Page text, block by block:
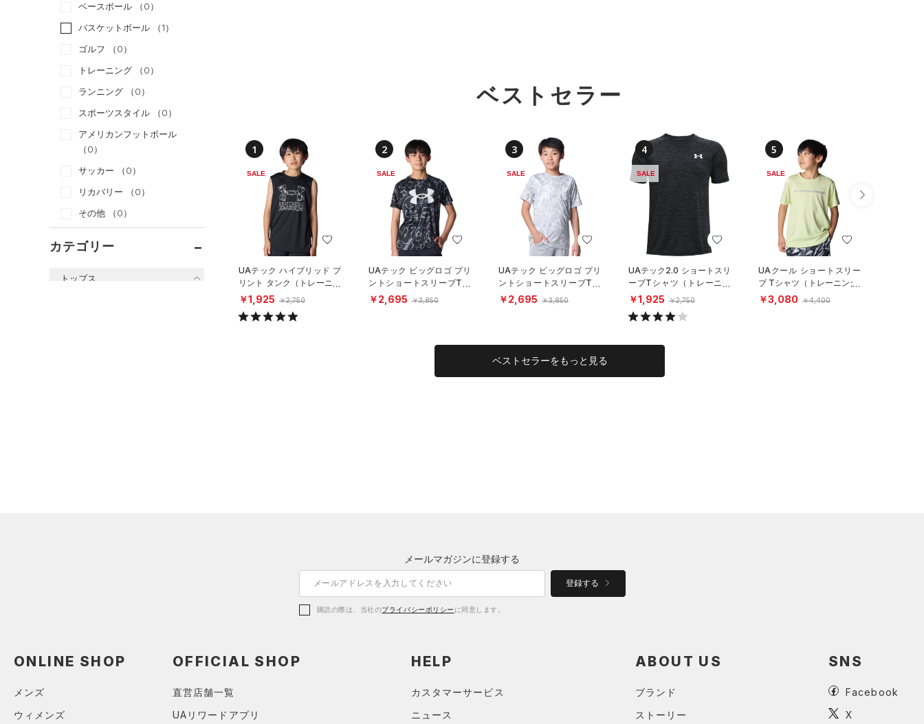
ベースボール
（0）
バスケットボール
（1）
ゴルフ
（0）
トレーニング
（0）
ランニング
（0）
スポーツスタイル
（0）
アメリカンフットボール
（0）
サッカー
（0）
リカバリー
（0）
その他
（0）
カテゴリー
トップス
すべてのボトムス
アクセサリー
サイズ
ベストセラー
1
SALE
UAテック ハイブリッド プ
リント タンク（トレーニン
グ/BOYS）
￥1,925 ￥2,750
2
SALE
UAテック ビッグロゴ プリ
ントショートスリーブTシ
ャツ（トレーニング/BOY
￥2,695 ￥3,850
3
SALE
UAテック ビッグロゴ プリ
ントショートスリーブTシ
ャツ（トレーニング/BOY
￥2,695 ￥3,850
4
SALE
UAテック2.0 ショートスリ
ーブTシャツ（トレーニン
グ/KIDS）
￥1,925 ￥2,750
5
SALE
UAクール ショートスリー
ブ Tシャツ（トレーニング/
BOYS）
￥3,080 ￥4,400
ベストセラーをもっと見る
メールマガジンに登録する
登録する
購読の際は、当社のプライバシーポリシー に同意します。
ONLINE SHOP
メンズ
ウィメンズ
OFFICIAL SHOP
直営店舗一覧
UAリワードアプリ
HELP
カスタマーサービス
ニュース
ABOUT US
ブランド
ストーリー
SNS
Facebook
X